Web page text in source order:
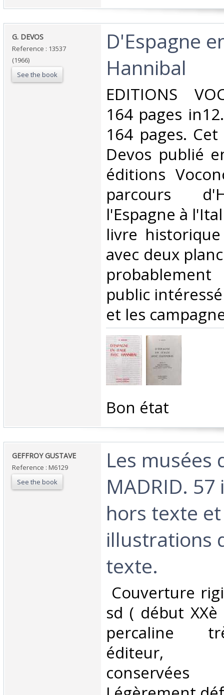
‎G. DEVOS‎
Reference : 13537
(1966)
See the book
‎D'Espagne
Hannibal‎
‎EDITIONS
164 pages
164 pages.
Devos publié
éditions
parcours
l'Espagne à
livre
avec deux
public
et les
‎Bon état‎
‎GEFFROY GUSTAVE‎
Reference : M6129
See the book
‎Les musées
MADRID.
hors texte
illustrations
texte.‎
Couverture
sd ( début
percaline
éditeur,